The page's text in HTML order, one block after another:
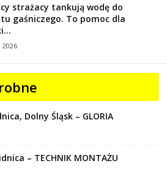
strażacy tankują wodę do
gaśniczego. To pomoc dla
Dolny Śląsk – GLORIA
– TECHNIK MONTAŻU